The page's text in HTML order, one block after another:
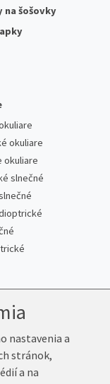
na šošovky
okuliare
okuliare
slnečné
nastavenia a
stránok,
a na